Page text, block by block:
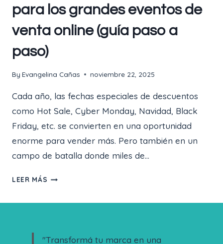
para los grandes eventos de
venta online (guía paso a
paso)
By Evangelina Cañas noviembre 22, 2025
Cada año, las fechas especiales de descuentos
como Hot Sale, Cyber Monday, Navidad, Black
Friday, etc. se convierten en una oportunidad
enorme para vender más. Pero también en un
campo de batalla donde miles de…
LEER MÁS
PREPARAR
PARA
"Transformá tu marca en una